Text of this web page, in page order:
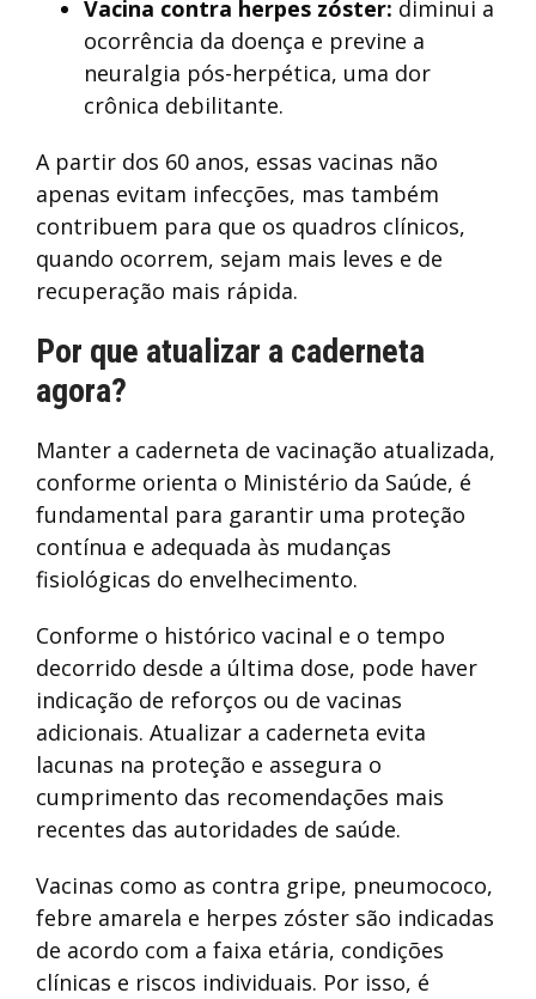
Vacina contra herpes zóster: diminui a
ocorrência da doença e previne a
neuralgia pós-herpética, uma dor
crônica debilitante.
A partir dos 60 anos, essas vacinas não
apenas evitam infecções, mas também
contribuem para que os quadros clínicos,
quando ocorrem, sejam mais leves e de
recuperação mais rápida.
Por que atualizar a caderneta
agora?
Manter a caderneta de vacinação atualizada,
conforme orienta o Ministério da Saúde, é
fundamental para garantir uma proteção
contínua e adequada às mudanças
fisiológicas do envelhecimento.
Conforme o histórico vacinal e o tempo
decorrido desde a última dose, pode haver
indicação de reforços ou de vacinas
adicionais. Atualizar a caderneta evita
lacunas na proteção e assegura o
cumprimento das recomendações mais
recentes das autoridades de saúde.
Vacinas como as contra gripe, pneumococo,
febre amarela e herpes zóster são indicadas
de acordo com a faixa etária, condições
clínicas e riscos individuais. Por isso, é